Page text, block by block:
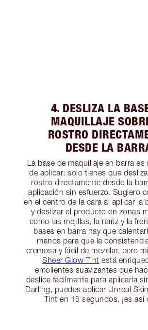
4. DESLIZA LA
MAQUILLAJE
ROSTRO
DESDE LA
La base de maquillaje en barra es
de aplicar: solo tienes que
rostro directamente desde la
aplicación sin esfuerzo. Sugiero
en el centro de la cara al aplicar la
y deslizar el producto en zonas
como las mejillas, la nariz y la
bases en barra hay que
manos para que la
cremosa y fácil de mezclar, pero mi
Sheer Glow Tint está
emolientes suavizantes que
deslice fácilmente para aplicarla
Darling, puedes aplicar Unreal
Tint en 15 segundos, ¡es así